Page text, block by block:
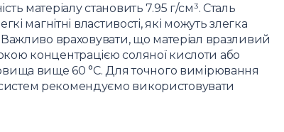
матеріалу становить 7.95 г/см³. Сталь
магнітні властивості, які можуть злегка
враховувати, що матеріал вразливий
концентрацією соляної кислоти або
вище 60 °C. Для точного вимірювання
рекомендуємо використовувати